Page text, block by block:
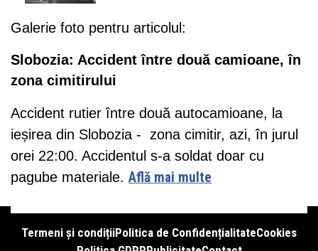
Galerie foto pentru articolul:
Slobozia: Accident între două camioane, în
zona cimitirului
Accident rutier între două autocamioane, la
ieșirea din Slobozia - zona cimitir, azi, în jurul
orei 22:00. Accidentul s-a soldat doar cu
pagube materiale. Află mai multe
Termeni și condițiiPolitica de ConfidențialitateCookies